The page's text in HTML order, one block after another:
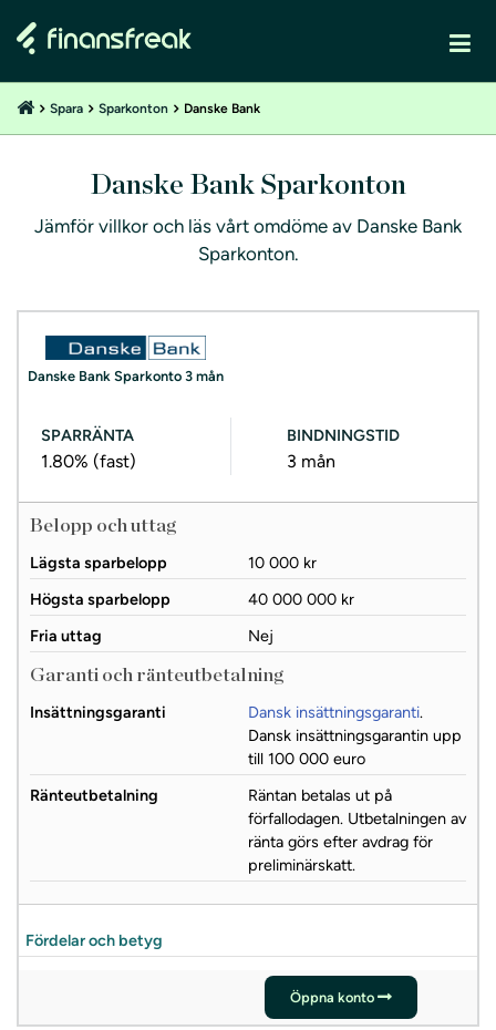
Spara Sparkonton Danske Bank
Danske Bank Sparkonton
Jämför villkor och läs vårt omdöme av Danske Bank
Sparkonton.
Danske Bank Sparkonto 3 mån
SPARRÄNTA
1.80% (fast)
BINDNINGSTID
3 mån
Belopp och uttag
Lägsta sparbelopp
10 000 kr
Högsta sparbelopp
40 000 000 kr
Fria uttag
Nej
Garanti och ränteutbetalning
Insättningsgaranti
Dansk insättningsgaranti.
Dansk insättningsgarantin upp
till 100 000 euro
Ränteutbetalning
Räntan betalas ut på
förfallodagen. Utbetalningen av
ränta görs efter avdrag för
preliminärskatt.
Fördelar och betyg
Öppna konto